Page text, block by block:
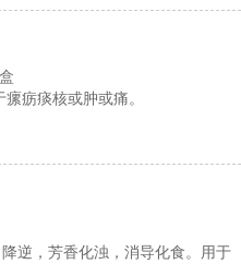
疬痰核或肿或痛。
逆，芳香化浊，消导化食。用于